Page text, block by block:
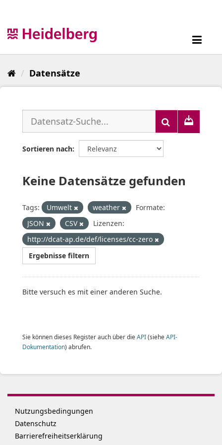
Datensätze
Sortieren nach
Keine Datensätze gefunden
Tags: Umwelt weather
Formate:
JSON
CSV
Lizenzen:
http://dcat-ap.de/def/licenses/cc-zero
Ergebnisse filtern
Bitte versuch es mit einer anderen Suche.
Sie können dieses Register auch über die API(siehe API-
Dokumentation) abrufen.
Nutzungsbedingungen
Datenschutz
Barrierefreiheitserklärung